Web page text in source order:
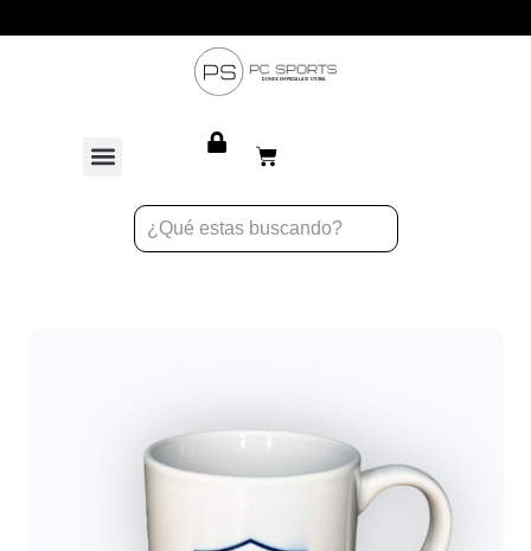
Atención personalizada para equipos